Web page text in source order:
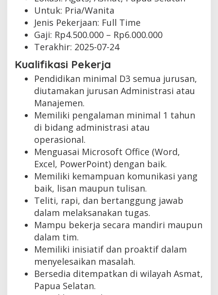
Untuk: Pria/Wanita
Jenis Pekerjaan: Full Time
Gaji: Rp4.500.000 – Rp6.000.000
Terakhir: 2025-07-24
Kualifikasi Pekerja
Pendidikan minimal D3 semua jurusan,
diutamakan jurusan Administrasi atau
Manajemen.
Memiliki pengalaman minimal 1 tahun
di bidang administrasi atau
operasional.
Menguasai Microsoft Office (Word,
Excel, PowerPoint) dengan baik.
Memiliki kemampuan komunikasi yang
baik, lisan maupun tulisan.
Teliti, rapi, dan bertanggung jawab
dalam melaksanakan tugas.
Mampu bekerja secara mandiri maupun
dalam tim.
Memiliki inisiatif dan proaktif dalam
menyelesaikan masalah.
Bersedia ditempatkan di wilayah Asmat,
Papua Selatan.